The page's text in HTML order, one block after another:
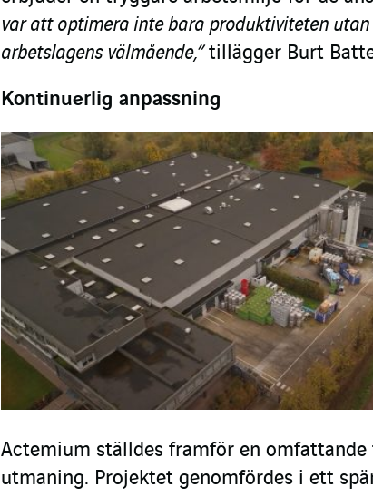
var att optimera inte bara produktiviteten utan
arbetslagens välmående,”tillägger Burt
Kontinuerlig anpassning
Actemium ställdes framför en omfattande
utmaning. Projektet genomfördes i ett